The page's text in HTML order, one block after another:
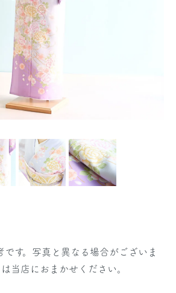
す。写真と異なる場合がございま
当店におまかせください。